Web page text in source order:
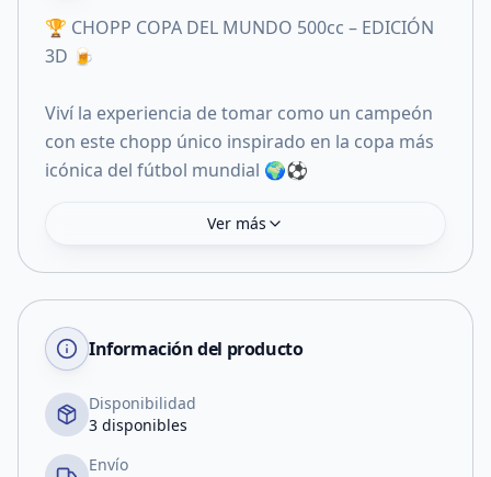
🏆 CHOPP COPA DEL MUNDO 500cc – EDICIÓN
3D 🍺
Viví la experiencia de tomar como un campeón
con este chopp único inspirado en la copa más
icónica del fútbol mundial 🌍⚽
Ver más
Información del producto
Disponibilidad
3 disponibles
Envío